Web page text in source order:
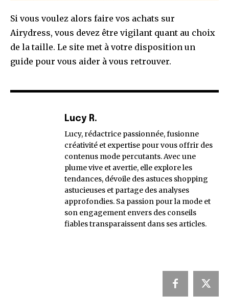
Si vous voulez alors faire vos achats sur
Airydress, vous devez être vigilant quant au choix
de la taille. Le site met à votre disposition un
guide pour vous aider à vous retrouver.
Lucy R.
Lucy, rédactrice passionnée, fusionne
créativité et expertise pour vous offrir des
contenus mode percutants. Avec une
plume vive et avertie, elle explore les
tendances, dévoile des astuces shopping
astucieuses et partage des analyses
approfondies. Sa passion pour la mode et
son engagement envers des conseils
fiables transparaissent dans ses articles.